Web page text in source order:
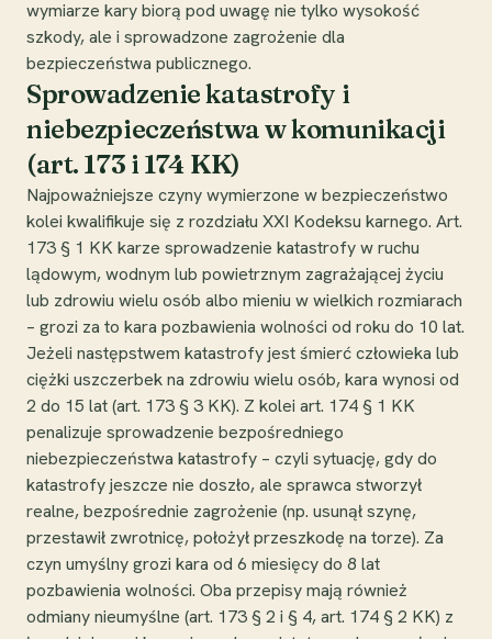
wymiarze kary biorą pod uwagę nie tylko wysokość
szkody, ale i sprowadzone zagrożenie dla
bezpieczeństwa publicznego.
Sprowadzenie katastrofy i
niebezpieczeństwa w komunikacji
(art. 173 i 174 KK)
Najpoważniejsze czyny wymierzone w bezpieczeństwo
kolei kwalifikuje się z rozdziału XXI Kodeksu karnego. Art.
173 § 1 KK karze sprowadzenie katastrofy w ruchu
lądowym, wodnym lub powietrznym zagrażającej życiu
lub zdrowiu wielu osób albo mieniu w wielkich rozmiarach
– grozi za to kara pozbawienia wolności od roku do 10 lat.
Jeżeli następstwem katastrofy jest śmierć człowieka lub
ciężki uszczerbek na zdrowiu wielu osób, kara wynosi od
2 do 15 lat (art. 173 § 3 KK). Z kolei art. 174 § 1 KK
penalizuje sprowadzenie bezpośredniego
niebezpieczeństwa katastrofy – czyli sytuację, gdy do
katastrofy jeszcze nie doszło, ale sprawca stworzył
realne, bezpośrednie zagrożenie (np. usunął szynę,
przestawił zwrotnicę, położył przeszkodę na torze). Za
czyn umyślny grozi kara od 6 miesięcy do 8 lat
pozbawienia wolności. Oba przepisy mają również
odmiany nieumyślne (art. 173 § 2 i § 4, art. 174 § 2 KK) z